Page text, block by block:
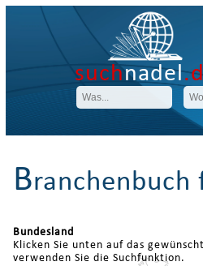
suchnadel
Branchenbuch
Bundesland
Klicken Sie unten auf das
verwenden Sie die Suchfunktion.